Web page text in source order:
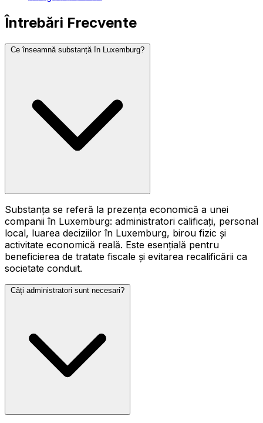
Întrebări Frecvente
Ce înseamnă substanță în Luxemburg?
Substanța se referă la prezența economică a unei
companii în Luxemburg: administratori calificați, personal
local, luarea deciziilor în Luxemburg, birou fizic și
activitate economică reală. Este esențială pentru
beneficierea de tratate fiscale și evitarea recalificării ca
societate conduit.
Câți administratori sunt necesari?